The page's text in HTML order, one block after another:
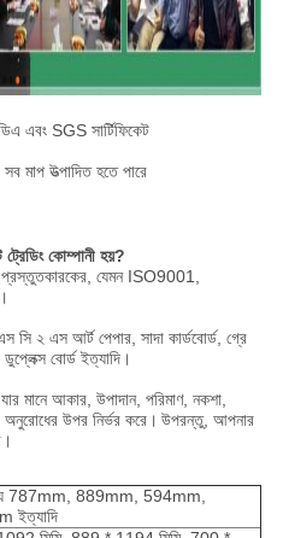
এবং SGS সার্টিফিকেট
মাপ উত্পাদিত হতে পারে
কোম্পানী হয়?
প্রস্তুতকারকের, যেমন ISO9001,
সি ২ এস আর্ট পেপার, সাদা কার্ডবোর্ড, গ্রে
বোর্ড ইত্যাদি।
মানে আকার, উপাদান, পরিমাণ, নকশা,
অনুরোধের উপর নির্ভর করে। উপরন্তু, আপনার
787mm, 889mm, 594mm,